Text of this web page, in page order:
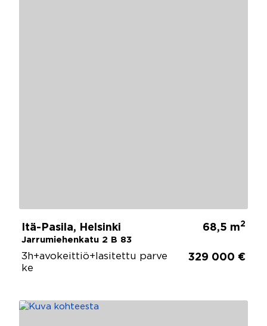
Itä-Pasila, Helsinki
Jarrumiehenkatu 2 B 83
68,5 m2
3h+avokeittiö+lasitettu parve
ke
329 000 €